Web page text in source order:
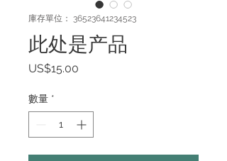
庫存單位： 36523641234523
此处是产品
US$15.00
數量 *